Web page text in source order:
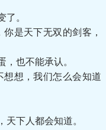
。
是天下无双的剑客，
也不能承认。
想，我们怎么会知道
下人都会知道。